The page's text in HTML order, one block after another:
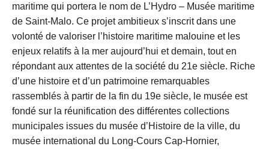
maritime qui portera le nom de L’Hydro – Musée maritime
de Saint-Malo. Ce projet ambitieux s’inscrit dans une
volonté de valoriser l’histoire maritime malouine et les
enjeux relatifs à la mer aujourd’hui et demain, tout en
répondant aux attentes de la société du 21e siècle. Riche
d’une histoire et d’un patrimoine remarquables
rassemblés à partir de la fin du 19e siècle, le musée est
fondé sur la réunification des différentes collections
municipales issues du musée d’Histoire de la ville, du
musée international du Long-Cours Cap-Hornier,